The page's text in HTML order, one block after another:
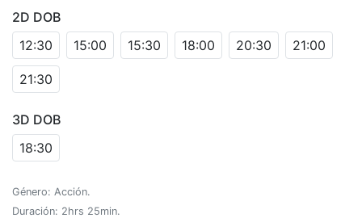
2D DOB
12:30
15:00 15:30 18:00 20:30 21:00
21:30
3D DOB
18:30
Género: Acción.
Duración: 2hrs 25min.